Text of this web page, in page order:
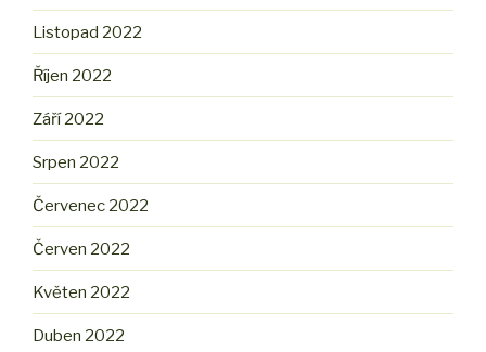
Listopad 2022
Říjen 2022
Září 2022
Srpen 2022
Červenec 2022
Červen 2022
Květen 2022
Duben 2022